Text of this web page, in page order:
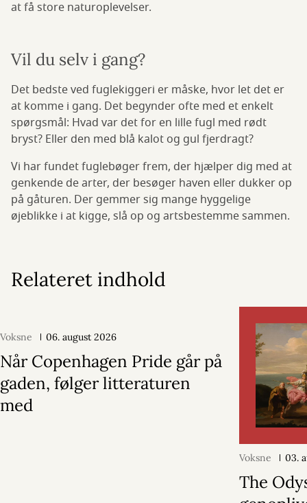
at få store naturoplevelser.
Vil du selv i gang?
Det bedste ved fuglekiggeri er måske, hvor let det er
at komme i gang. Det begynder ofte med et enkelt
spørgsmål: Hvad var det for en lille fugl med rødt
bryst? Eller den med blå kalot og gul fjerdragt?
Vi har fundet fuglebøger frem, der hjælper dig med at
genkende de arter, der besøger haven eller dukker op
på gåturen. Der gemmer sig mange hyggelige
øjeblikke i at kigge, slå op og artsbestemme sammen.
Relateret indhold
Voksne 06. august 2026
Når Copenhagen Pride går på
gaden, følger litteraturen
med
Voksne 03.
The